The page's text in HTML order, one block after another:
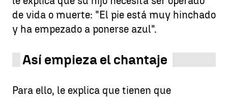
de vida o muerte: "El pie está muy hinchado
y ha empezado a ponerse azul".
Así empieza el chantaje
Para ello, le explica que tienen que